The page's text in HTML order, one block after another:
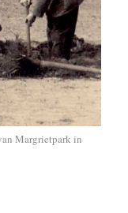
Margrietpark in